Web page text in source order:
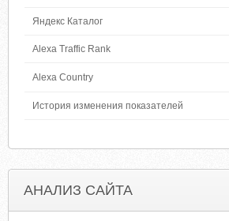
Яндекс Каталог
Alexa Traffic Rank
Alexa Country
История изменения показателей
АНАЛИЗ САЙТА